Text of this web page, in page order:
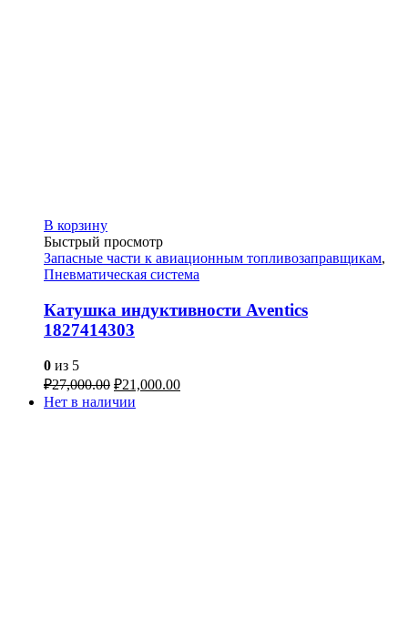
В корзину
Быстрый просмотр
Запасные части к авиационным топливозаправщикам,
Пневматическая система
Катушка индуктивности Aventics
1827414303
0 из 5
₽27,000.00 ₽21,000.00
Нет в наличии